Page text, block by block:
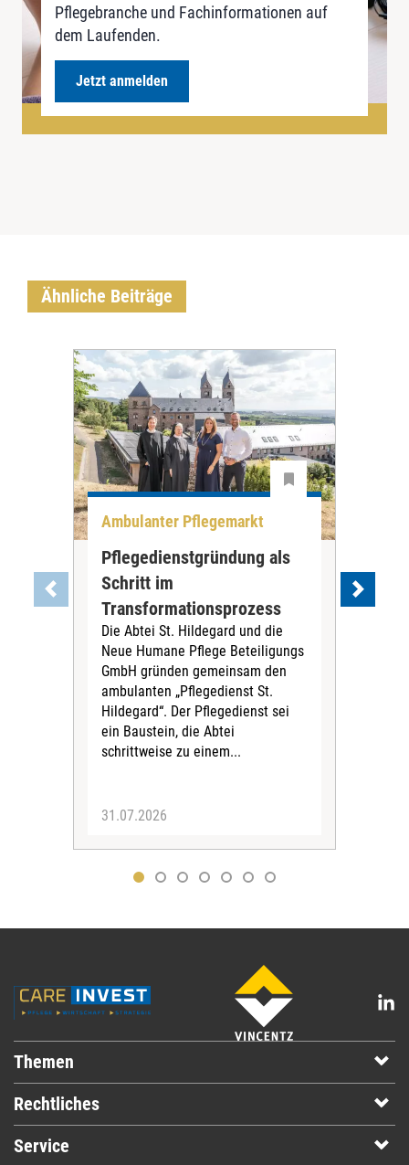
Pflegebranche und Fachinformationen auf
dem Laufenden.
Jetzt anmelden
Ähnliche Beiträge
Ambulanter Pflegemarkt
Pflegedienstgründung als
Schritt im
Transformationsprozess
Die Abtei St. Hildegard und die
Neue Humane Pflege Beteiligungs
GmbH gründen gemeinsam den
ambulanten „Pflegedienst St.
Hildegard“. Der Pflegedienst sei
ein Baustein, die Abtei
schrittweise zu einem...
31.07.2026
Themen
Rechtliches
Service